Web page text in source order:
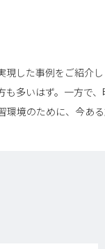
した事例をご紹介
多いはず。一方で
境のために、今あ